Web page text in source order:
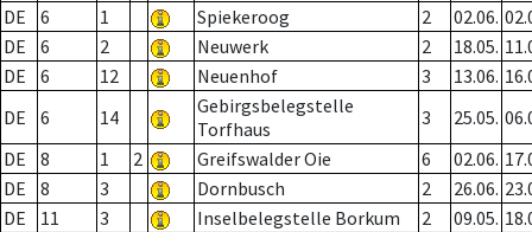
DE
6 1 Spiekeroog 2 02.06.
DE
6 2 Neuwerk 2 18.05.
DE
6 12 Neuenhof 3 13.06.
DE
6 14
Gebirgsbelegstelle
Torfhaus
3 25.05.
DE
8 1 2 Greifswalder Oie 6 02.06.
DE
8 3 Dornbusch 2 26.06.
DE
11 3 Inselbelegstelle Borkum 2 09.05.